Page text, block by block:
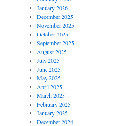
January 2026
December 2025
November 2025
October 2025
September 2025
August 2025
July 2025
June 2025
May 2025
April 2025
March 2025
February 2025
January 2025
December 2024